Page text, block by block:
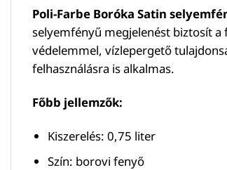
Poli-Farbe Boróka Satin
selyemfényű megjelenést biztosít
védelemmel, vízlepergető
felhasználásra is alkalmas.
Főbb jellemzők:
Kiszerelés: 0,75 liter
Szín: borovi fenyő